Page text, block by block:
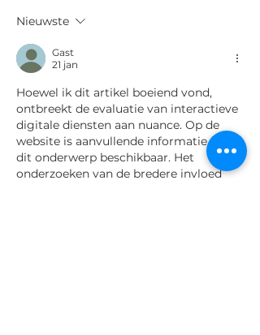
Nieuwste
Gast
21 jan
Hoewel ik dit artikel boeiend vond,
ontbreekt de evaluatie van interactieve
digitale diensten aan nuance. Op de
website is aanvullende informatie over
dit onderwerp beschikbaar. Het
onderzoeken van de bredere invloed